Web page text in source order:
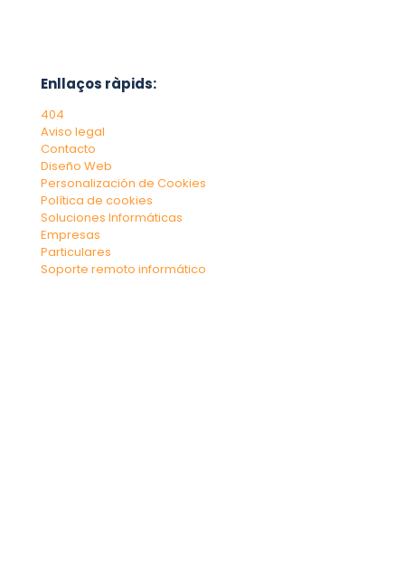
Enllaços ràpids:
404
Aviso legal
Contacto
Diseño Web
Personalización de Cookies
Política de cookies
Soluciones Informáticas
Empresas
Particulares
Soporte remoto informático